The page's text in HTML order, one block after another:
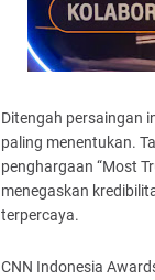
Ditengah persaingan
paling menentukan.
penghargaan “Most
menegaskan
terpercaya.
CNN Indonesia